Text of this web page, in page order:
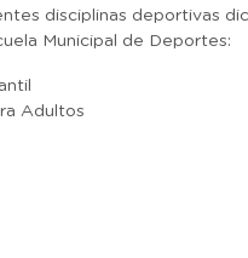
disciplinas deportivas
Municipal de Deportes:
Adultos